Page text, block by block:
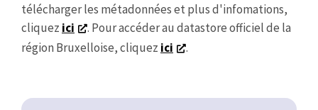
télécharger les métadonnées et plus d'infomations,
cliquez ici
. Pour accéder au datastore officiel de la
région Bruxelloise, cliquez ici .